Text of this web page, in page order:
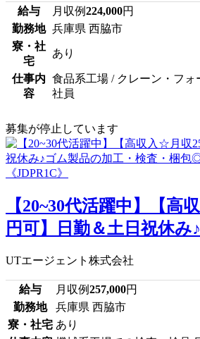
給与 月収例224,000円
勤務地 兵庫県 西脇市
寮・社
宅
あり
仕事内
容
食品系工場 / クレーン・フォ
社員
募集が停止しています
【20~30代活躍中】【高
円可】日勤＆土日祝休み
UTエージェント株式会社
給与 月収例257,000円
勤務地
兵庫県 西脇市
寮・社宅 あり